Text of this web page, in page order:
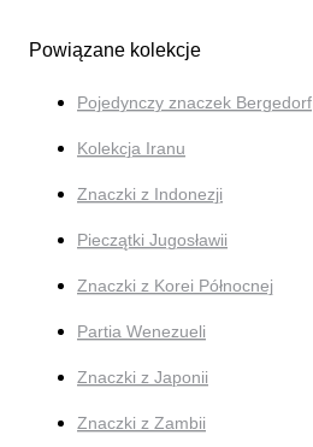
Powiązane kolekcje
Pojedynczy znaczek Bergedorf
Kolekcja Iranu
Znaczki z Indonezji
Pieczątki Jugosławii
Znaczki z Korei Północnej
Partia Wenezueli
Znaczki z Japonii
Znaczki z Zambii